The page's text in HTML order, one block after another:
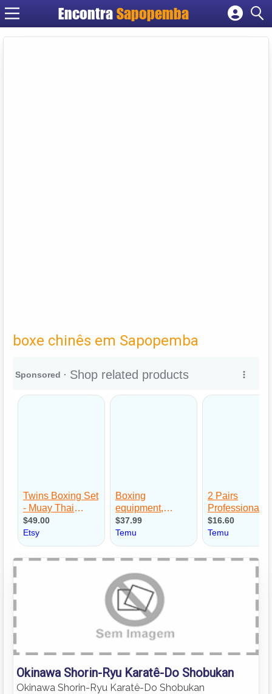
Encontra Sapopemba
Cadastrar empresa
boxe chinês em Sapopemba
Okinawa Shorin-Ryu Karatê-Do Shobukan
Okinawa Shorin-Ryu Karatê-Do Shobukan